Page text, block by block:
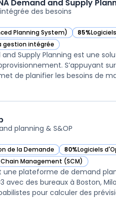
Demand and Supply
des besoins
Planning System)
and Supply Planning dans
85%
— voir SAP
gestion intégrée
and Supply Planning dans cette
and Supply Planning est une
S’appuyant
planning & S&OP
de la Demande
cette catégorie 80%Logiciels
— voir
Management (SCM)
cette catégorie
une plateforme de demand
avec des bureaux à Boston,
pour calculer des